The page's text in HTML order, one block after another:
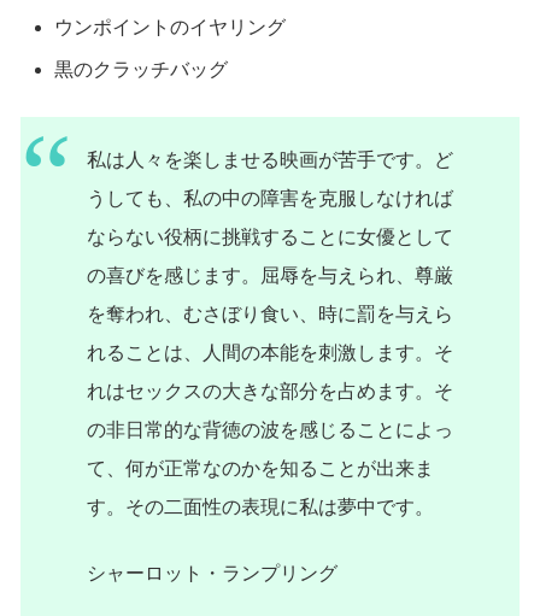
ウンポイントのイヤリング
黒のクラッチバッグ
私は人々を楽しませる映画が苦手です。ど
うしても、私の中の障害を克服しなければ
ならない役柄に挑戦することに女優として
の喜びを感じます。屈辱を与えられ、尊厳
を奪われ、むさぼり食い、時に罰を与えら
れることは、人間の本能を刺激します。そ
れはセックスの大きな部分を占めます。そ
の非日常的な背徳の波を感じることによっ
て、何が正常なのかを知ることが出来ま
す。その二面性の表現に私は夢中です。
シャーロット・ランプリング